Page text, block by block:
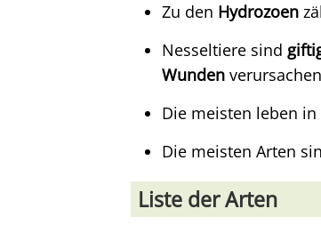
Zu den Hydrozoen
Nesseltiere sind
Wunden
Die meisten leben in
Die meisten Arten
Liste der Arten